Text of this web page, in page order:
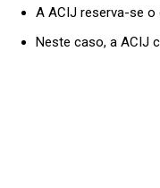
A ACIJ reserva-se
Neste caso, a ACIJ